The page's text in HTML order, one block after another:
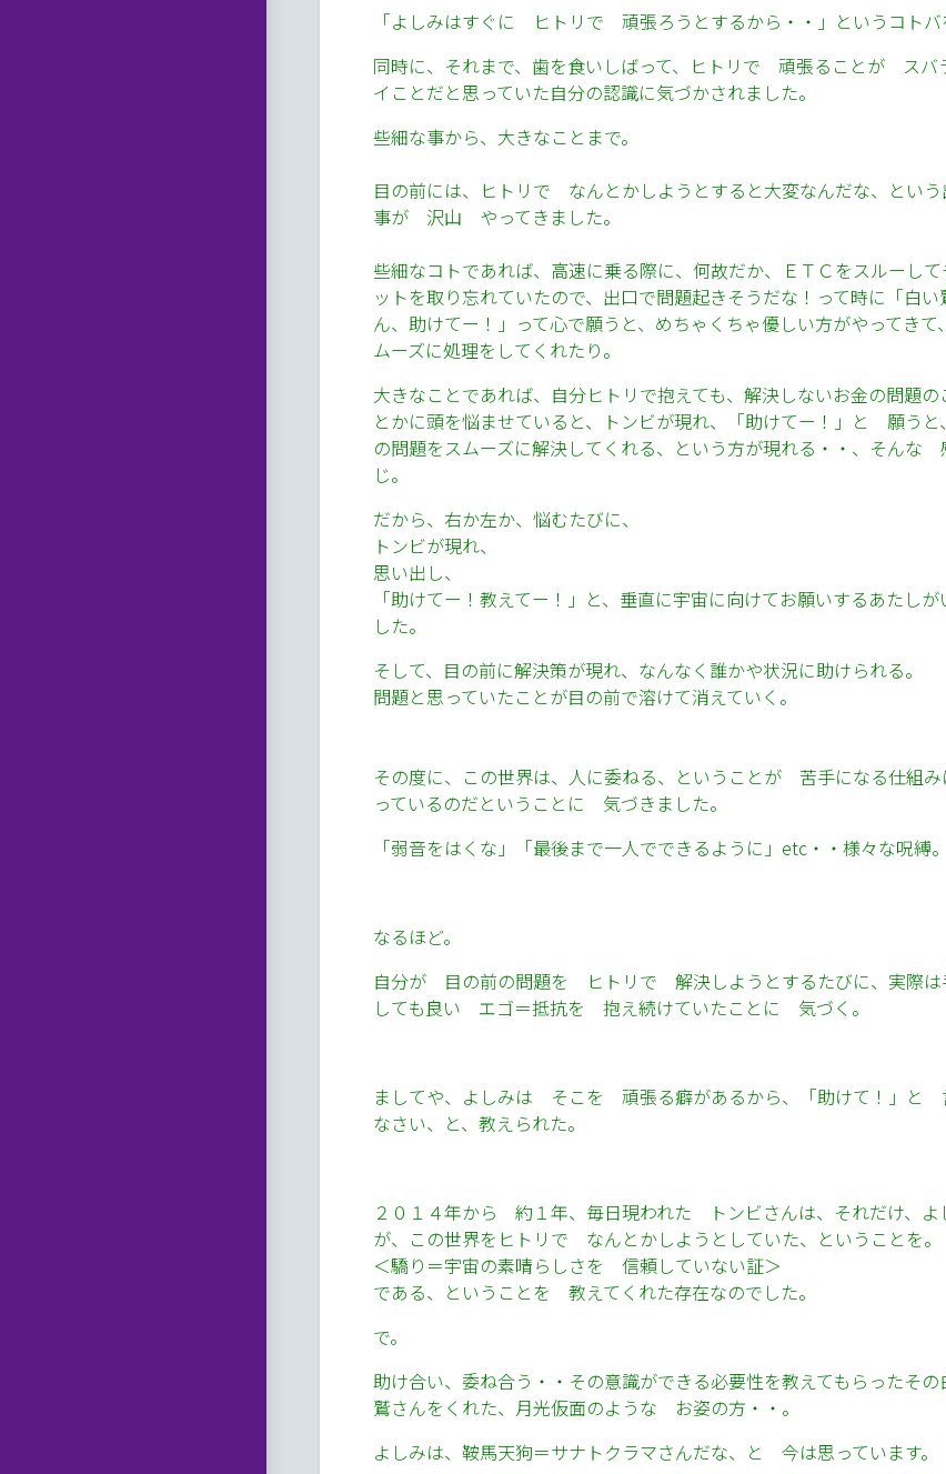
「よしみはすぐに ヒトリで 頑張ろうとするから・・」というコトバ
同時に、それまで、歯を食いしばって、ヒトリで 頑張ることが スバ
イことだと思っていた自分の認識に気づかされました。
些細な事から、大きなことまで。
目の前には、ヒトリで なんとかしようとすると大変なんだな、という
事が 沢山 やってきました。
些細なコトであれば、高速に乗る際に、何故だか、ＥＴＣをスルーして
ットを取り忘れていたので、出口で問題起きそうだな！って時に「白い
ん、助けてー！」って心で願うと、めちゃくちゃ優しい方がやってきて
ムーズに処理をしてくれたり。
大きなことであれば、自分ヒトリで抱えても、解決しないお金の問題の
とかに頭を悩ませていると、トンビが現れ、「助けてー！」と 願うと
の問題をスムーズに解決してくれる、という方が現れる・・、そんな
じ。
だから、右か左か、悩むたびに、
トンビが現れ、
思い出し、
「助けてー！教えてー！」と、垂直に宇宙に向けてお願いするあたしが
した。
そして、目の前に解決策が現れ、なんなく誰かや状況に助けられる。
問題と思っていたことが目の前で溶けて消えていく。
その度に、この世界は、人に委ねる、ということが 苦手になる仕組み
っているのだということに 気づきました。
「弱音をはくな」「最後まで一人でできるように」etc・・様々な呪縛。
なるほど。
自分が 目の前の問題を ヒトリで 解決しようとするたびに、実際は
しても良い エゴ＝抵抗を 抱え続けていたことに 気づく。
ましてや、よしみは そこを 頑張る癖があるから、「助けて！」と
なさい、と、教えられた。
２０１４年から 約１年、毎日現われた トンビさんは、それだけ、よ
が、この世界をヒトリで なんとかしようとしていた、ということを。
＜驕り＝宇宙の素晴らしさを 信頼していない証＞
である、ということを 教えてくれた存在なのでした。
で。
助け合い、委ね合う・・その意識ができる必要性を教えてもらったその
鷲さんをくれた、月光仮面のような お姿の方・・。
よしみは、鞍馬天狗＝サナトクラマさんだな、と 今は思っています。